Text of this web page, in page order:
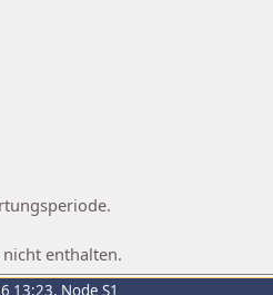
enthalten.
13:23, Node S1